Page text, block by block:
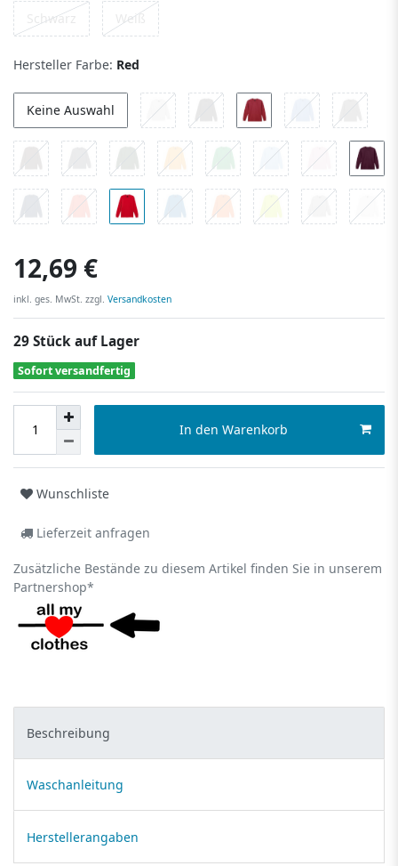
Schwarz Weiß
Hersteller Farbe: Red
Keine Auswahl
12,69 €
inkl. ges. MwSt. zzgl. Versandkosten
29 Stück auf Lager
Sofort versandfertig
In den Warenkorb
Wunschliste
Lieferzeit anfragen
Zusätzliche Bestände zu diesem Artikel finden Sie in unserem
Partnershop*
Beschreibung
Waschanleitung
Herstellerangaben